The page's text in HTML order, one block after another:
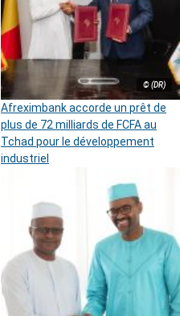
© (DR)
Afreximbank accorde un prêt de
plus de 72 milliards de FCFA au
Tchad pour le développement
industriel